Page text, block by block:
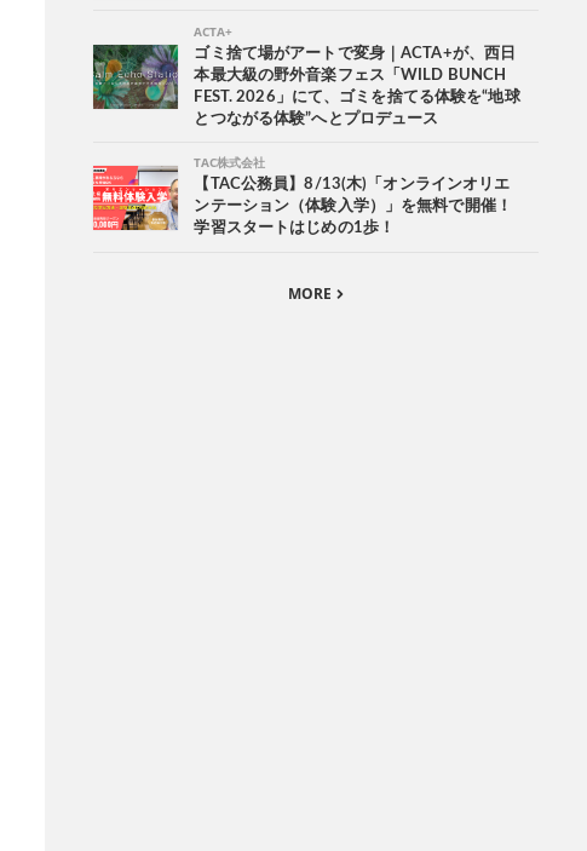
ACTA+
ゴミ捨て場がアートで変身｜ACTA+が、西日
本最大級の野外音楽フェス「WILD BUNCH
FEST. 2026」にて、ゴミを捨てる体験を“地球
とつながる体験”へとプロデュース
TAC株式会社
【TAC公務員】8/13(木)「オンラインオリエ
ンテーション（体験入学）」を無料で開催！
学習スタートはじめの1歩！
MORE